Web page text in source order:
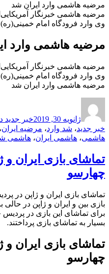
مرضیه هاشمی وارد ایران شد
مرضیه هاشمی خبرنگار
وی وارد فرودگاه امام
مرضیه هاشمی وارد
مرضیه هاشمی خبرنگار
وی وارد فرودگاه امام
مرضیه هاشمی وارد ایران شد
در
ژانویه 30, 2019 خبر جدید
خبر جدید، شد وارد، مرضیه ایران،
هاشمی، هاشمی ایران، هاشمی
تماشای بازی ایران
چهارسو
تماشای بازی ایران و ژاپن در
بازی بین و ایران و ژاپن در حالی
برای تماشای این بازی در پردیس
بسیار به تماشای بازی پرداختند.
تماشای بازی ایران
چهارسو